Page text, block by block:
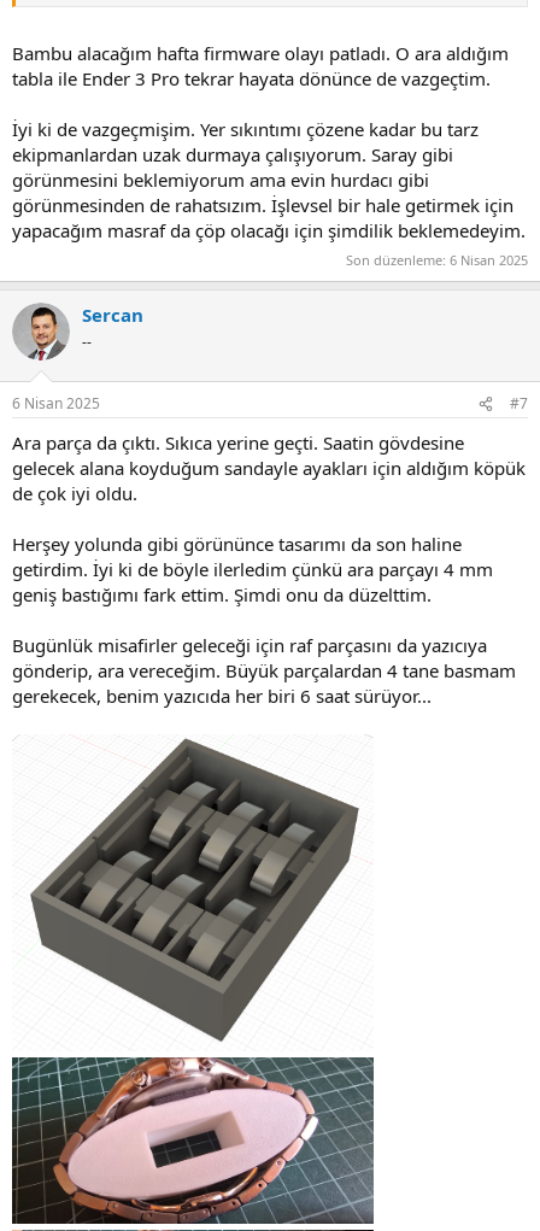
Bambu alacağım hafta firmware olayı patladı. O ara aldığım
tabla ile Ender 3 Pro tekrar hayata dönünce de vazgeçtim.
İyi ki de vazgeçmişim. Yer sıkıntımı çözene kadar bu tarz
ekipmanlardan uzak durmaya çalışıyorum. Saray gibi
görünmesini beklemiyorum ama evin hurdacı gibi
görünmesinden de rahatsızım. İşlevsel bir hale getirmek için
yapacağım masraf da çöp olacağı için şimdilik beklemedeyim.
Son düzenleme: 6 Nisan 2025
Sercan
--
6 Nisan 2025 #7
Ara parça da çıktı. Sıkıca yerine geçti. Saatin gövdesine
gelecek alana koyduğum sandayle ayakları için aldığım köpük
de çok iyi oldu.
Herşey yolunda gibi görününce tasarımı da son haline
getirdim. İyi ki de böyle ilerledim çünkü ara parçayı 4 mm
geniş bastığımı fark ettim. Şimdi onu da düzelttim.
Bugünlük misafirler geleceği için raf parçasını da yazıcıya
gönderip, ara vereceğim. Büyük parçalardan 4 tane basmam
gerekecek, benim yazıcıda her biri 6 saat sürüyor...